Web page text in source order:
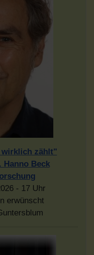
wirklich zählt"
Hanno Beck
- 17 Uhr
erwünscht